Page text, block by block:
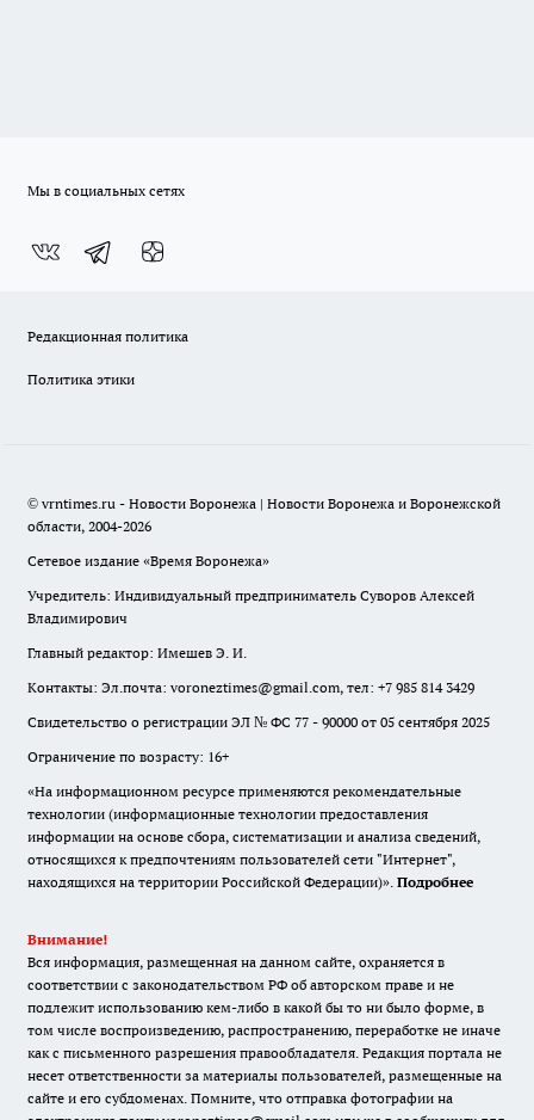
Мы в социальных сетях
Редакционная политика
Политика этики
© vrntimes.ru - Новости Воронежа | Новости Воронежа и Воронежской
области, 2004-2026
Сетевое издание «Время Воронежа»
Учредитель: Индивидуальный предприниматель Суворов Алексей
Владимирович
Главный редактор: Имешев Э. И.
Контакты: Эл.почта: voroneztimes@gmail.com, тел: +7 985 814 3429
Свидетельство о регистрации ЭЛ № ФС 77 - 90000 от 05 сентября 2025
Ограничение по возрасту: 16+
«На информационном ресурсе применяются рекомендательные
технологии (информационные технологии предоставления
информации на основе сбора, систематизации и анализа сведений,
относящихся к предпочтениям пользователей сети "Интернет",
находящихся на территории Российской Федерации)». Подробнее
Внимание!
Вся информация, размещенная на данном сайте, охраняется в
соответствии с законодательством РФ об авторском праве и не
подлежит использованию кем-либо в какой бы то ни было форме, в
том числе воспроизведению, распространению, переработке не иначе
как с письменного разрешения правообладателя. Редакция портала не
несет ответственности за материалы пользователей, размещенные на
сайте и его субдоменах. Помните, что отправка фотографии на